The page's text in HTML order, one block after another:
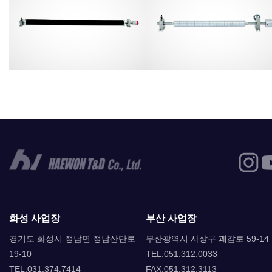
화성 사업장
경기도 화성시 정남면 정남산단로
19-10
TEL.031.374.7414
부산 사업장
부산광역시 사상구 괘감로 59-14
TEL.051.312.0033
FAX.051.312.3113